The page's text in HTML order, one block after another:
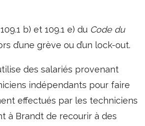
b) et 109.1 e) du Code du
d’une grève ou d’un lock-out.
des salariés provenant
indépendants pour faire
effectués par les techniciens
à Brandt de recourir à des